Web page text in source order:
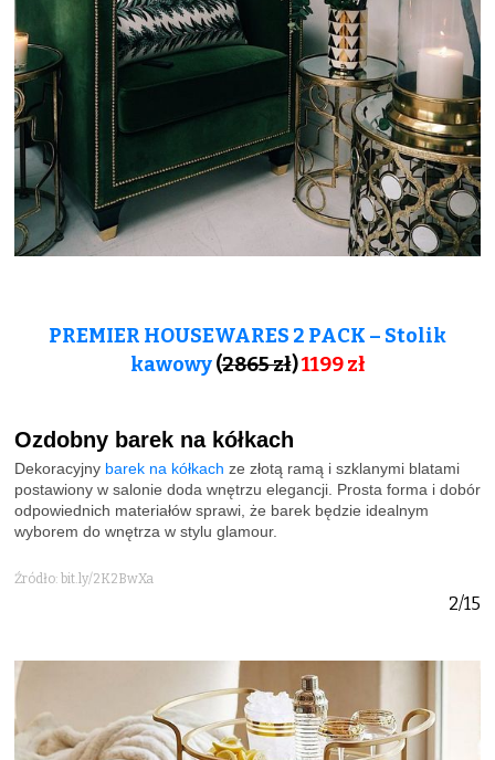
PREMIER HOUSEWARES 2 PACK – Stolik
kawowy(2865 zł)1199 zł
Ozdobny barek na kółkach
Dekoracyjny barek na kółkach ze złotą ramą i szklanymi blatami
postawiony w salonie doda wnętrzu elegancji. Prosta forma i dobór
odpowiednich materiałów sprawi, że barek będzie idealnym
wyborem do wnętrza w stylu glamour.
Źródło: bit.ly/2K2BwXa
2/15